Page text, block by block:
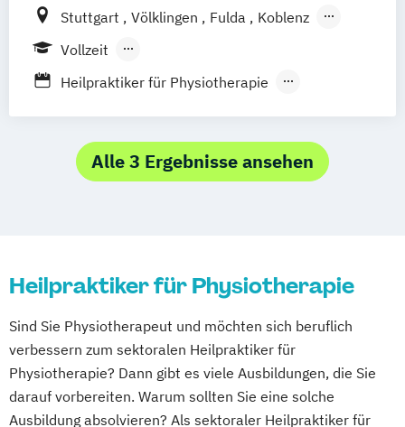
Stuttgart Völklingen Fulda
Koblenz
Pirmasens
Vollzeit
Berufsbegleitender Präsenzlehrgang
Heilpraktiker für Physiotherapie
Heilpraktikerausbildung für Psychotherapie
Alle 3 Ergebnisse ansehen
Heilpraktiker für Physiotherapie
Sind Sie Physiotherapeut und möchten sich beruflich
verbessern zum sektoralen Heilpraktiker für
Physiotherapie? Dann gibt es viele Ausbildungen, die Sie
darauf vorbereiten. Warum sollten Sie eine solche
Ausbildung absolvieren? Als sektoraler Heilpraktiker für